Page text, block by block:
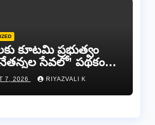
కూటమి ప్రభుత్వం
సేవలో’ పథకం
₹25,000 ఆర్థిక
7, 2026 RIYAZVALI K